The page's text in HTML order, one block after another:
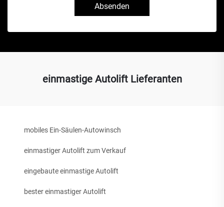
Absenden
einmastige Autolift Lieferanten
mobiles Ein-Säulen-Autowinsch
einmastiger Autolift zum Verkauf
eingebaute einmastige Autolift
bester einmastiger Autolift